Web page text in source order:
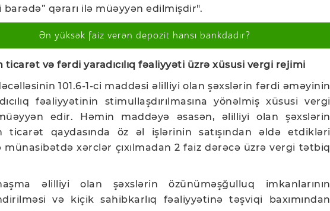
barədə” qərarı ilə müəyyən edilmişdir".
Ən yüksək faiz verən depozit hansı bankdadır?
ticarət və fərdi yaradıcılıq fəaliyyəti üzrə xüsusi vergi rejimi
101.6-1-ci maddəsi əlilliyi olan şəxslərin fərdi əməyinin
fəaliyyətinin stimullaşdırılmasına yönəlmiş xüsusi vergi
edir. Həmin maddəyə əsasən, əlilliyi olan şəxslərin
ticarət qaydasında öz əl işlərinin satışından əldə etdikləri
münasibətdə xərclər çıxılmadan 2 faiz dərəcə üzrə vergi tətbiq
əlilliyi olan şəxslərin özünüməşğulluq imkanlarının
və kiçik sahibkarlıq fəaliyyətinə təşviqi baxımından